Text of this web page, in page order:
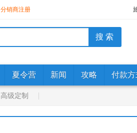
分销商注册
夏令营 新闻 攻略 付款方
高级定制